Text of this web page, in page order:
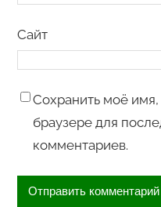
Сайт
Сохранить моё имя,
браузере для
комментариев.